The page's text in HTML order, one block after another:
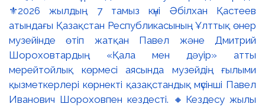
⚜️2026 жылдың 7 тамыз күні Әбілхан Қастеев
атындағы Қазақстан Республикасының Ұлттық өнер
музейінде өтіп жатқан Павел және Дмитрий
Шороховтардың «Қала мен дәуір» атты
мерейтойлық көрмесі аясында музейдің ғылыми
қызметкерлері көрнекті қазақстандық мүсінші Павел
Иванович Шороховпен кездесті. 🔸Кездесу жылы